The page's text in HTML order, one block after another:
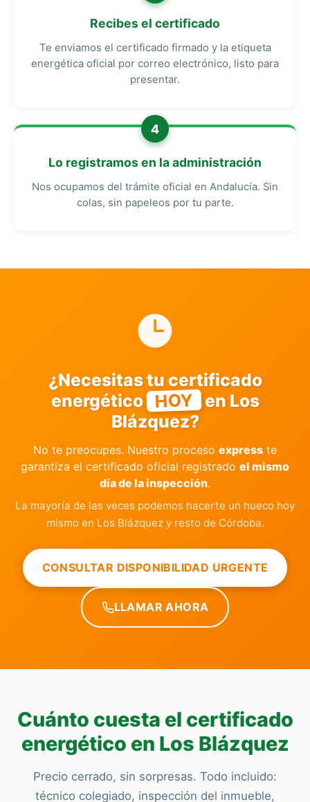
Recibes el certificado
Te enviamos el certificado firmado y la etiqueta
energética oficial por correo electrónico, listo para
presentar.
4
Lo registramos en la administración
Nos ocupamos del trámite oficial en Andalucía. Sin
colas, sin papeleos por tu parte.
¿Necesitas tu certificado
energético HOY en Los
Blázquez?
No te preocupes. Nuestro proceso express te
garantiza el certificado oficial registrado el mismo
día de la inspección.
La mayoría de las veces podemos hacerte un hueco hoy
mismo en Los Blázquez y resto de Córdoba.
CONSULTAR DISPONIBILIDAD URGENTE
LLAMAR AHORA
Cuánto cuesta el certificado
energético en Los Blázquez
Precio cerrado, sin sorpresas. Todo incluido:
técnico colegiado, inspección del inmueble,